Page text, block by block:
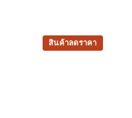
สินค้าลดราคา